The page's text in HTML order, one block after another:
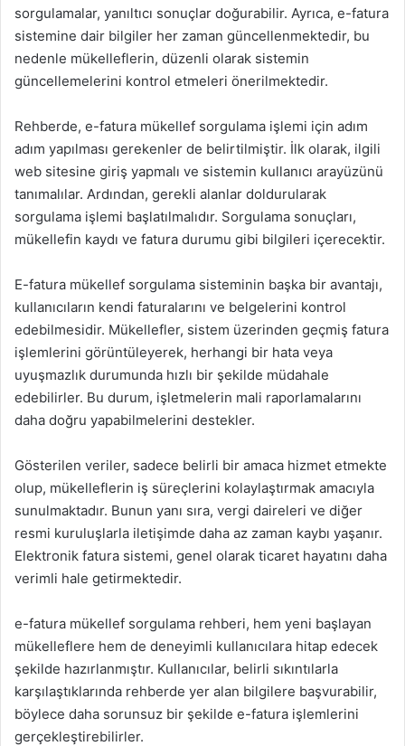
sorgulamalar, yanıltıcı sonuçlar doğurabilir. Ayrıca, e-fatura
sistemine dair bilgiler her zaman güncellenmektedir, bu
nedenle mükelleflerin, düzenli olarak sistemin
güncellemelerini kontrol etmeleri önerilmektedir.
Rehberde, e-fatura mükellef sorgulama işlemi için adım
adım yapılması gerekenler de belirtilmiştir. İlk olarak, ilgili
web sitesine giriş yapmalı ve sistemin kullanıcı arayüzünü
tanımalılar. Ardından, gerekli alanlar doldurularak
sorgulama işlemi başlatılmalıdır. Sorgulama sonuçları,
mükellefin kaydı ve fatura durumu gibi bilgileri içerecektir.
E-fatura mükellef sorgulama sisteminin başka bir avantajı,
kullanıcıların kendi faturalarını ve belgelerini kontrol
edebilmesidir. Mükellefler, sistem üzerinden geçmiş fatura
işlemlerini görüntüleyerek, herhangi bir hata veya
uyuşmazlık durumunda hızlı bir şekilde müdahale
edebilirler. Bu durum, işletmelerin mali raporlamalarını
daha doğru yapabilmelerini destekler.
Gösterilen veriler, sadece belirli bir amaca hizmet etmekte
olup, mükelleflerin iş süreçlerini kolaylaştırmak amacıyla
sunulmaktadır. Bunun yanı sıra, vergi daireleri ve diğer
resmi kuruluşlarla iletişimde daha az zaman kaybı yaşanır.
Elektronik fatura sistemi, genel olarak ticaret hayatını daha
verimli hale getirmektedir.
e-fatura mükellef sorgulama rehberi, hem yeni başlayan
mükelleflere hem de deneyimli kullanıcılara hitap edecek
şekilde hazırlanmıştır. Kullanıcılar, belirli sıkıntılarla
karşılaştıklarında rehberde yer alan bilgilere başvurabilir,
böylece daha sorunsuz bir şekilde e-fatura işlemlerini
gerçekleştirebilirler.